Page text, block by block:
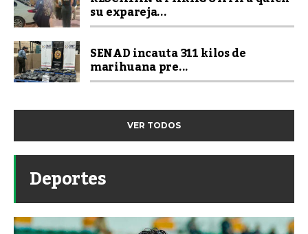
su expareja...
SENAD incauta 311 kilos de
marihuana pre...
VER TODOS
Deportes